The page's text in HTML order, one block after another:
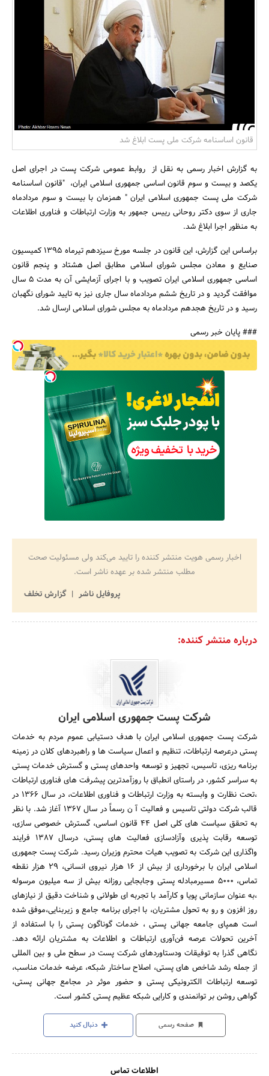
بانک، بیمه و سرمایه
مسکن و ساختمان
جستجو
قانون اساسنامه شرکت ملی پست ابلاغ شد
به گزارش اخبار رسمی به نقل از روابط عمومی شرکت پست در اجرای اصل
یکصد و بیست و سوم قانون اساسی جمهوری اسلامی ایران، "قانون اساسنامه
شرکت ملی پست جمهوری اسلامی ایران " همزمان با بیست و سوم مردادماه
جاری از سوی دکتر روحانی رییس جمهور به وزارت ارتباطات و فناوری اطلاعات
به منظور اجرا ابلاغ شد.
براساس این گزارش، این قانون در جلسه مورخ سیزدهم تیرماه 1395 کمیسیون
صنایع و معادن مجلس شورای اسلامی مطابق اصل هشتاد و پنجم قانون
اساسی جمهوری اسلامی ایران تصویب و با اجرای آزمایشی آن به مدت 5 سال
موافقت گردید و در تاریخ ششم مردادماه سال جاری نیز به تایید شورای نگهبان
رسید و در تاریخ هجدهم مردادماه به مجلس شورای اسلامی ارسال شد.
### پایان خبر رسمی
اخبار رسمی هویت منتشر کننده را تایید می‌کند ولی مسئولیت صحت
مطلب منتشر شده بر عهده ناشر است.
پروفایل ناشر
گزارش تخلف
درباره منتشر کننده:
شرکت پست جمهوری اسلامی ایران
شرکت پست جمهوری اسلامی ایران با هدف دستیابی عموم مردم به خدمات
پستی درعرصه ارتباطات، تنظیم و اعمال سیاست ها و راهبردهای کلان در زمینه
برنامه ریزی، تاسیس، تجهیز و توسعه واحدهای پستی و گسترش خدمات پستی
به سراسر کشور، در راستای انطباق با روزآمدترین پیشرفت های فناوری ارتباطات
،تحت نظارت و وابسته به وزارت ارتباطات و فناوری اطلاعات، در سال 1366 در
قالب شرکت دولتی تاسیس و فعالیت آ ن رسماً در سال 1367 آغاز شد. با نظر
به تحقق سیاست های کلی اصل 44 قانون اساسی، گسترش خصوصی سازی،
توسعه رقابت پذیری وآزادسازی فعالیت های پستی، درسال 1387 فرایند
واگذاری این شرکت به تصویب هیات محترم وزیران رسید. شرکت پست جمهوری
اسلامی ایران با برخورداری از بیش از 16 هزار نیروی انسانی، 29 هزار نقطه
تماس، 5000 مسیرمبادله پستی وجابجایی روزانه بیش از سه میلیون مرسوله
،به عنوان سازمانی پویا و کارآمد با تجربه ای طولانی و شناخت دقیق از نیازهای
روز افزون و رو به تحول مشتریان، با اجرای برنامه جامع و زیربنایی،موفق شده
است همپای جامعه جهانی پستی ، خدمات گوناگون پستی را با استفاده از
آخرین تحولات عرصه فن‌آوری ارتباطات و اطلاعات به مشتریان ارائه دهد.
نگاهی گذرا به توفیقات ودستاوردهای شرکت پست در سطح ملی و بین المللی
از جمله رشد شاخص های پستی، اصلاح ساختار شبکه، عرضه خدمات مناسب،
توسعه ارتباطات الکترونیکی پستی و حضور موثر در مجامع جهانی پستی،
گواهی روشن بر توانمندی و کارایی شبکه عظیم پستی کشور است.
صفحه رسمی دنبال کنید
اطلاعات تماس